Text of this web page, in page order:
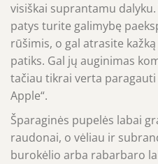
visiškai suprantamu
patys turite galimybę
rūšimis, o gal atrasite
patiks. Gal jų auginimas
tačiau tikrai verta paragauti
Apple“.
Šparaginės pupelės labai
raudonai, o vėliau ir
burokėlio arba rabarbaro